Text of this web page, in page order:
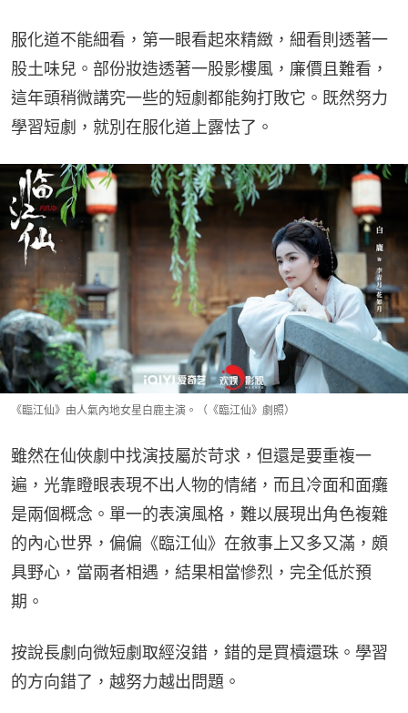
服化道不能細看，第一眼看起來精緻，細看則透著一
股土味兒。部份妝造透著一股影樓風，廉價且難看，
這年頭稍微講究一些的短劇都能夠打敗它。既然努力
學習短劇，就別在服化道上露怯了。
《臨江仙》由人氣內地女星白鹿主演。（《臨江仙》劇照）
雖然在仙俠劇中找演技屬於苛求，但還是要重複一
遍，光靠瞪眼表現不出人物的情緒，而且冷面和面癱
是兩個概念。單一的表演風格，難以展現出角色複雜
的內心世界，偏偏《臨江仙》在敘事上又多又滿，頗
具野心，當兩者相遇，結果相當慘烈，完全低於預
期。
按說長劇向微短劇取經沒錯，錯的是買櫝還珠。學習
的方向錯了，越努力越出問題。